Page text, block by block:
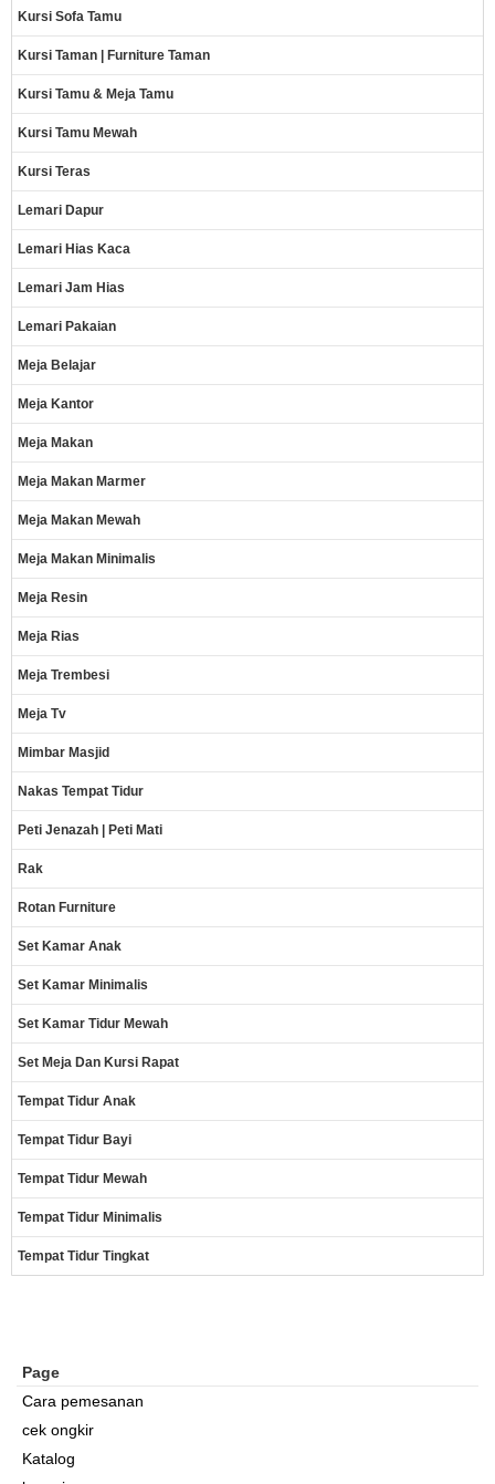
Kursi Sofa Tamu
Kursi Taman | Furniture Taman
Kursi Tamu & Meja Tamu
Kursi Tamu Mewah
Kursi Teras
Lemari Dapur
Lemari Hias Kaca
Lemari Jam Hias
Lemari Pakaian
Meja Belajar
Meja Kantor
Meja Makan
Meja Makan Marmer
Meja Makan Mewah
Meja Makan Minimalis
Meja Resin
Meja Rias
Meja Trembesi
Meja Tv
Mimbar Masjid
Nakas Tempat Tidur
Peti Jenazah | Peti Mati
Rak
Rotan Furniture
Set Kamar Anak
Set Kamar Minimalis
Set Kamar Tidur Mewah
Set Meja Dan Kursi Rapat
Tempat Tidur Anak
Tempat Tidur Bayi
Tempat Tidur Mewah
Tempat Tidur Minimalis
Tempat Tidur Tingkat
Page
Cara pemesanan
cek ongkir
Katalog